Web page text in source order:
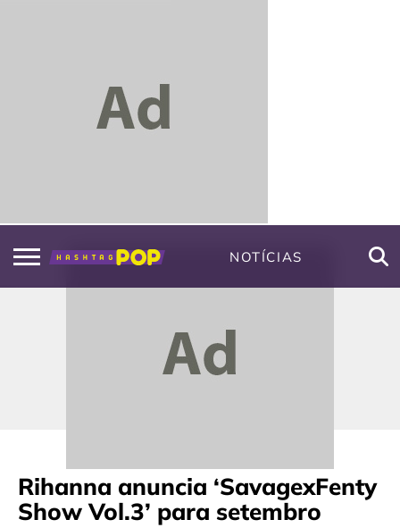
NOTÍCIAS
Rihanna anuncia ‘SavagexFenty
Show Vol.3’ para setembro